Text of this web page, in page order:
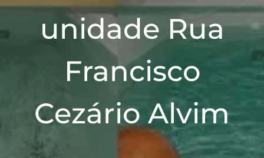
unidade Rua
Francisco
Cezário Alvim